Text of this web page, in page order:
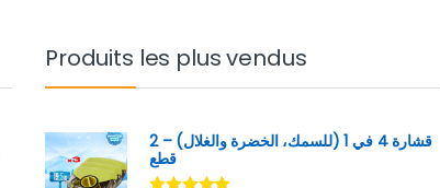
Produits les plus vendus
قشارة 4 في 1 (للسمك، الخضرة والغلال) – 2
قطع